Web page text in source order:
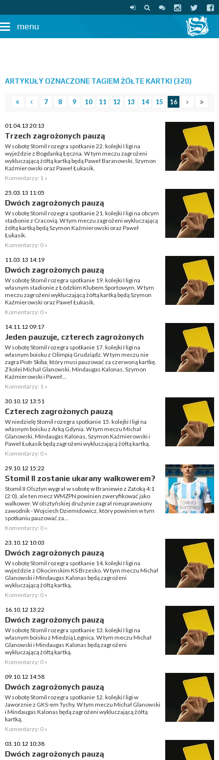
menu
ARTYKUŁY OZNACZONE TAGIEM ŻÓŁTE KARTKI (320)
7 8 9 10 11 12 13 14 15 16
01.04.13 20:13
Trzech zagrożonych pauzą
W sobotę Stomil rozegra spotkanie 22. kolejki I ligi na
wyjeździe z Bogdanką Łęczna. W tym meczu zagrożeni
wykluczającą żółtą kartką będą Paweł Baranowski, Szymon
Kaźmierowski oraz Paweł Łukasik.
Komentarzy: 1 »
25.03.13 11:05
Dwóch zagrożonych pauzą
W sobotę Stomil rozegra spotkanie 21. kolejki I ligi na obcym
stadionie z Cracovią. W tym meczu zagrożeni wykluczającą
żółtą kartką będą Szymon Kaźmierowski oraz Paweł
Łukasik.
Komentarzy: 0 »
11.03.13 14:19
Dwóch zagrożonych pauzą
W sobotę Stomil rozegra spotkanie 19. kolejki I ligi na
własnym stadionie z Łódzkim Klubem Sportowym. W tym
meczu zagrożeni wykluczającą żółtą kartką będą Szymon
Kaźmierowski oraz Paweł Łukasik.
Komentarzy: 0 »
14.11.12 09:17
Jeden pauzuje, czterech zagrożonych
W sobotę Stomil rozegra spotkanie 17. kolejki I ligi na
własnym boisku z Olimpią Grudziądz. W tym meczu nie
zagra Piotr Skiba, który musi pauzować za czerwoną kartkę.
Z kolei Michał Glanowski, Mindaugas Kalonas, Szymon
Kaźmierowski i Paweł...
Komentarzy: 1 »
30.10.12 13:51
Czterech zagrożonych pauzą
W niedzielę Stomil rozegra spotkanie 15. kolejki I ligi na
własnym boisku z Arką Gdynia. W tym meczu Michał
Glanowski, Mindaugas Kalonas, Szymon Kaźmierowski i
Paweł Łukasik będą zagrożeni wykluczającą żółtą kartką.
Komentarzy: 0 »
29.10.12 15:22
Stomil II zostanie ukarany walkowerem?
Stomil II Olsztyn wygrał w sobotę w Braniewie z Zatoką 4:1
(2:0), ale ten mecz WMZPN powinien zweryfikować jako
walkower. W olsztyńskiej drużynie zagrał nieuprawniony
zawodnik - Wojciech Dziemidowicz, który powinien w tym
spotkaniu pauzować za...
Komentarzy: 0 »
23.10.12 10:03
Dwóch zagrożonych pauzą
W sobotę Stomil rozegra spotkanie 14. kolejki I ligi na
wyjeździe z Okocimskim KS Brzesko. W tym meczu Michał
Glanowski i Mindaugas Kalonas będą zagrożeni
wykluczającą żółtą kartką.
Komentarzy: 0 »
16.10.12 13:22
Dwóch zagrożonych pauzą
W sobotę Stomil rozegra spotkanie 13. kolejki I ligi na
własnym boisku z Miedzią Legnica. W tym meczu Michał
Glanowski i Mindaugas Kalonas będą zagrożeni
wykluczającą żółtą kartką.
Komentarzy: 0 »
09.10.12 14:58
Dwóch zagrożonych pauzą
W sobotę Stomil rozegra spotkanie 12. kolejki I ligi w
Jaworznie z GKS-em Tychy. W tym meczu Michał Glanowski
i Mindaugas Kalonas będą zagrożeni wykluczającą żółtą
kartką.
Komentarzy: 0 »
03.10.12 10:38
Dwóch zagrożonych pauzą